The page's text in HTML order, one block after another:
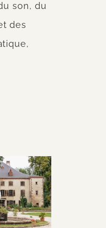
son, du
des